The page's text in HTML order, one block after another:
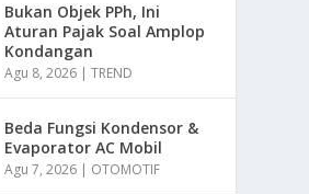
Bukan Objek PPh, Ini
Aturan Pajak Soal Amplop
Kondangan
Agu 8, 2026 |TREND
Beda Fungsi Kondensor &
Evaporator AC Mobil
Agu 7, 2026 | OTOMOTIF